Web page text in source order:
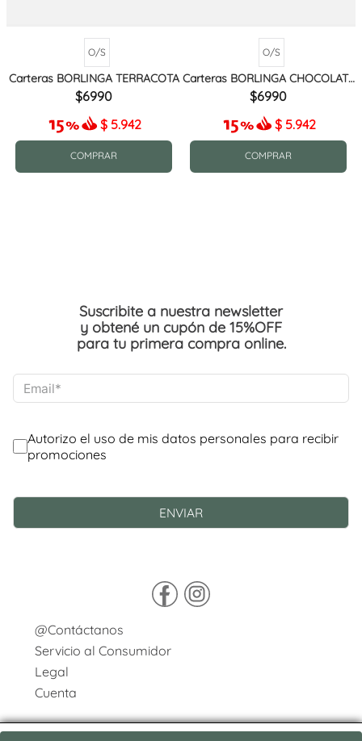
O/S
Carteras BORLINGA TERRACOTA
6990
$ 5.942
COMPRAR
O/S
Carteras BORLINGA CHOCOLATE
MIX
6990
$ 5.942
COMPRAR
Suscribite a nuestra newsletter
y obtené un cupón de 15%OFF
para tu primera compra online.
@Contáctanos
Servicio al Consumidor
Legal
Cuenta